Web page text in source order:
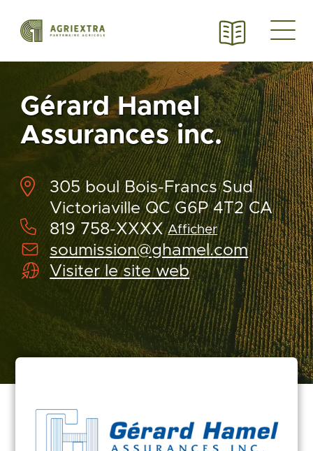
Gérard Hamel
Assurances inc.
305 boul Bois-Francs Sud
Victoriaville QC G6P 4T2 CA
819 758-XXXX Afficher
soumission@ghamel.com
Visiter le site web